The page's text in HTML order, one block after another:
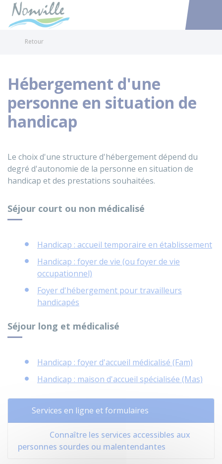
Accéder
Retour
Hébergement d'une
personne en situation de
handicap
Le choix d'une structure d'hébergement dépend du
degré d'autonomie de la personne en situation de
handicap et des prestations souhaitées.
Séjour court ou non médicalisé
Handicap : accueil temporaire en établissement
Handicap : foyer de vie (ou foyer de vie
occupationnel)
Foyer d'hébergement pour travailleurs
handicapés
Séjour long et médicalisé
Handicap : foyer d'accueil médicalisé (Fam)
Handicap : maison d'accueil spécialisée (Mas)
Services en ligne et formulaires
Connaître les services accessibles aux
personnes sourdes ou malentendantes